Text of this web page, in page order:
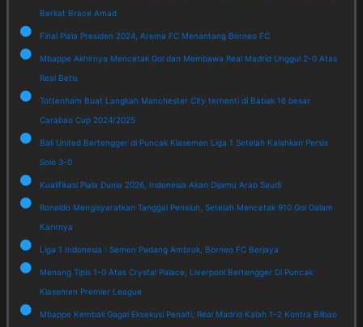
Berkat Brace Amad
Final Piala Presiden 2024, Arema FC Menantang Borneo FC
Mbappe Akhirnya Mencetak Gol dan Membawa Real Madrid Unggul 2-0 Atas
Real Betis
Tottenham Buat Langkah Manchester City terhenti di Babak 16 besar
Carabao Cup 2024/2025
Bali United Bertengger di Puncak Klasemen Liga 1 Setelah Kalahkan Persis
Solo 3-0
Kualifikasi Piala Dunia 2026, Indonesia Akan Dijamu Arab Saudi
Ronaldo Mengisyaratkan Tanggal Pensiun, Setelah Mencetak 910 Gol Dalam
Karirnya
Liga 1 Indonesia : Semen Padang Ambruk, Borneo FC Berjaya
Menang Tipis 1-0 Atas Crystal Palace, Liverpool Bertengger Di Puncak
Klasemen Premier League
Mbappe Kembali Gagal Eksekusi Penalti, Real Madrid Kalah 1-2 Kontra Bilbao